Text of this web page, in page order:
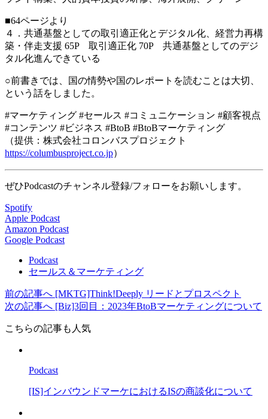
■64ページより
４．共通基盤としての取引適正化とデジタル化、経営力再構
築・伴走支援 65P 取引適正化 70P 共通基盤としてのデジ
タル化進んできている
○前書きでは、国の情勢や国のレポートを読むことは大切、
という話をしました。
#マーケティング #セールス #コミュニケーション #顧客視点
#コンテンツ #ビジネス #BtoB #BtoBマーケティング
（提供：株式会社コロンバスプロジェクト
https://columbusproject.co.jp）
ぜひPodcastのチャンネル登録/フォローをお願いします。
Spotify
Apple Podcast
Amazon Podcast
Google Podcast
Podcast
セールス＆マーケティング
前の記事へ [MKTG]Think!Deeply リードとプロスペクト
次の記事へ [Biz]3回目：2023年BtoBマーケティングについて
こちらの記事も人気
Podcast
[IS]インバウンドマーケにおけるISの商談化について